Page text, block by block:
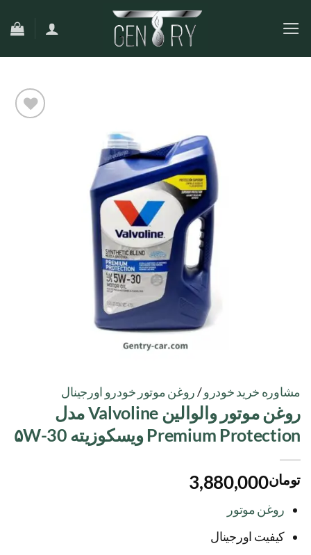
مشاوره خرید خودرو/روغن موتور خودرو اورجینال
روغن موتور والوالین Valvoline مدل
Premium Protection ویسکوزیته ۵W-30
تومان3,880,000
روغن موتور
کیفیت اورجینال